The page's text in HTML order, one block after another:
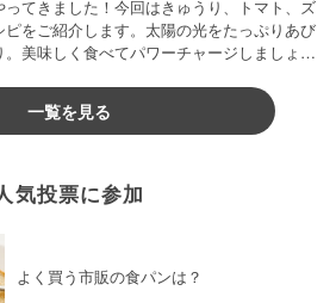
てきました！今回はきゅうり、トマト、ズ
をご紹介します。太陽の光をたっぷりあび
美味しく食べてパワーチャージしましょう
一覧を見る
気投票に参加
よく買う市販の食パンは？